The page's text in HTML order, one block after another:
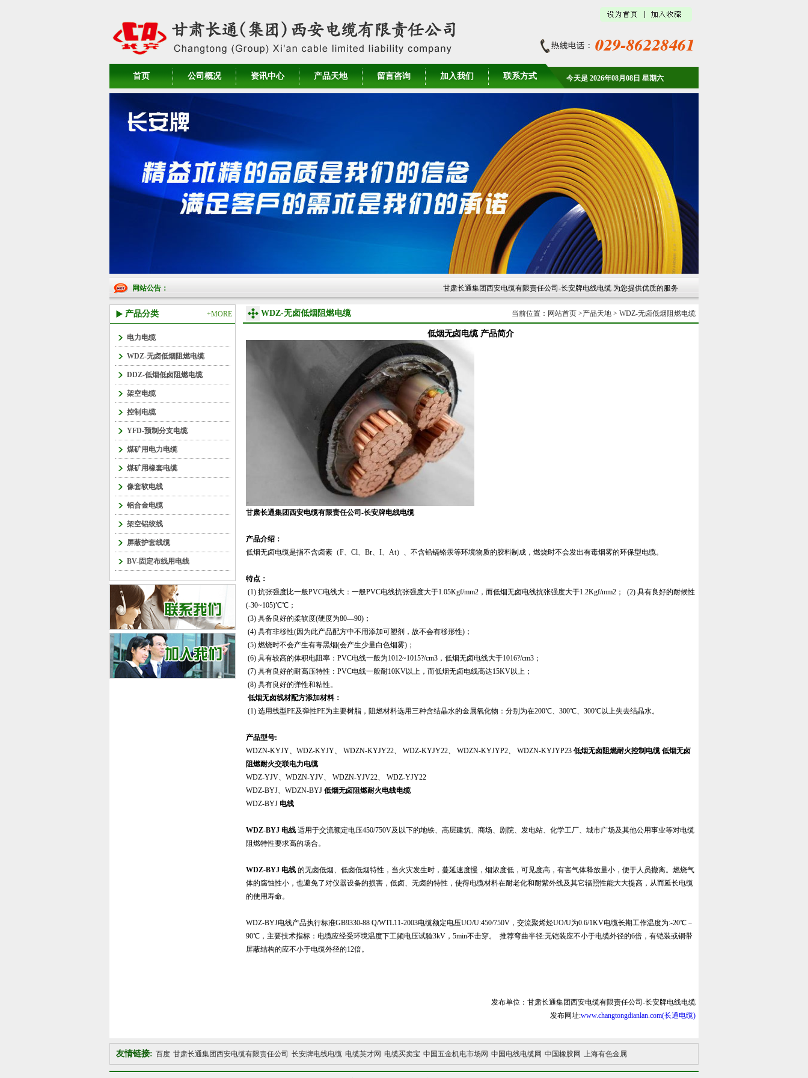
首页 公司概况 资讯中心 产品天地 留言咨询 加入我们 联系方式 今天是 2026年08月08日 星期六
网站公告： 甘肃长通集团西安电缆有限责任公司-长安牌电线电缆 为您提供优质的服务 感谢您的光临 联系电话：029-86251401
+MORE
产品分类
电力电缆
WDZ-无卤低烟阻燃电缆
DDZ-低烟低卤阻燃电缆
架空电缆
控制电缆
YFD-预制分支电缆
煤矿用电力电缆
煤矿用橡套电缆
像套软电线
铝合金电缆
架空铝绞线
屏蔽护套线缆
BV-固定布线用电线
当前位置： 网站首页 >产品天地 > WDZ-无卤低烟阻燃电缆
WDZ-无卤低烟阻燃电缆
低烟无卤电缆 产品简介
甘肃长通集团西安电缆有限责任公司-长安牌电线电缆
产品介绍：
低烟无卤电缆是指不含卤素（F、Cl、Br、I、At）、不含铅镉铬汞等环境物质的胶料制成，燃烧时不会发出有毒烟雾的环保型电缆。
特点：
(1) 抗张强度比一般PVC电线大：一般PVC电线抗张强度大于1.05Kgf/mm2，而低烟无卤电线抗张强度大于1.2Kgf/mm2； (2) 具有良好的耐候性
(-30~105)℃℃；
(3) 具备良好的柔软度(硬度为80—90)；
(4) 具有非移性(因为此产品配方中不用添加可塑剂，故不会有移形性)；
(5) 燃烧时不会产生有毒黑烟(会产生少量白色烟雾)；
(6) 具有较高的体积电阻率：PVC电线一般为1012~1015?/cm3，低烟无卤电线大于1016?/cm3；
(7) 具有良好的耐高压特性：PVC电线一般耐10KV以上，而低烟无卤电线高达15KV以上；
(8) 具有良好的弹性和粘性。
低烟无卤线材配方添加材料：
(1) 选用线型PE及弹性PE为主要树脂，阻燃材料选用三种含结晶水的金属氧化物：分别为在200℃、300℃、300℃以上失去结晶水。
产品型号:
WDZN-KYJY、WDZ-KYJY、 WDZN-KYJY22、 WDZ-KYJY22、 WDZN-KYJYP2、
WDZN-KYJYP23 低烟无卤阻燃耐火控制电缆低烟无卤
阻燃耐火交联电力电缆
WDZ-YJV、WDZN-YJV、 WDZN-YJV22、 WDZ-YJY22
WDZ-BYJ、WDZN-BYJ 低烟无卤阻燃耐火电线电缆
WDZ-BYJ 电线
WDZ-BYJ 电线 适用于交流额定电压450/750V及以下的地铁、高层建筑、商场、剧院、发电站、化学工厂、城市广场及其他公用事业等对电缆
阻燃特性要求高的场合。
WDZ-BYJ 电线 的无卤低烟、低卤低烟特性，当火灾发生时，蔓延速度慢，烟浓度低，可见度高，有害气体释放量小，便于人员撤离。燃烧气
体的腐蚀性小，也避免了对仪器设备的损害，低卤、无卤的特性，使得电缆材料在耐老化和耐紫外线及其它辐照性能大大提高，从而延长电缆
的使用寿命。
WDZ-BYJ电线产品执行标准GB9330-88 Q/WTL11-2003电缆额定电压UO/U:450/750V，交流聚烯烃UO/U为0.6/1KV电缆长期工作温度为:-20℃－
90℃，主要技术指标：电缆应经受环境温度下工频电压试验3kV，5min不击穿。 推荐弯曲半径:无铠装应不小于电缆外径的6倍，有铠装或铜带
屏蔽结构的应不小于电缆外径的12倍。
发布单位：甘肃长通集团西安电缆有限责任公司-长安牌电线电缆
发布网址:www.changtongdianlan.com(长通电缆)
友情链接: 百度 甘肃长通集团西安电缆有限责任公司 长安牌电线电缆 电缆英才网 电缆买卖宝 中国五金机电市场网 中国电线电缆网 中国橡胶网 上海有色金属